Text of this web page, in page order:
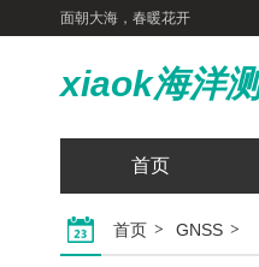
面朝大海，春暖花开
xiaok海洋
首页
首页 GNSS